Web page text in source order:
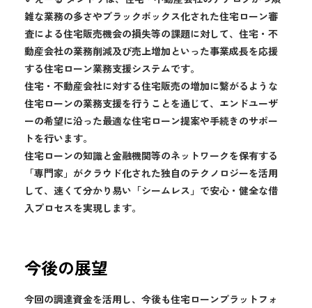
雑な業務の多さやブラックボックス化された住宅ローン審
査による住宅販売機会の損失等の課題に対して、住宅・不
動産会社の業務削減及び売上増加といった事業成長を応援
する住宅ローン業務支援システムです。
住宅・不動産会社に対する住宅販売の増加に繋がるような
住宅ローンの業務支援を行うことを通じて、エンドユーザ
ーの希望に沿った最適な住宅ローン提案や手続きのサポー
トを行います。
住宅ローンの知識と金融機関等のネットワークを保有する
「専門家」がクラウド化された独自のテクノロジーを活用
して、速くて分かり易い「シームレス」で安心・健全な借
入プロセスを実現します。
今後の展望
今回の調達資金を活用し、今後も住宅ローンプラットフォ